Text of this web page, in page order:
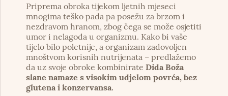
Priprema obroka tijekom ljetnih mjeseci
mnogima teško pada pa posežu za brzom i
nezdravom hranom, zbog čega se može osjetiti
umor i nelagoda u organizmu. Kako bi vaše
tijelo bilo poletnije, a organizam zadovoljen
mnoštvom korisnih nutrijenata – predlažemo
da uz svoje obroke kombinirate Dida Boža
slane namaze s visokim udjelom povrća, bez
glutena i konzervansa.